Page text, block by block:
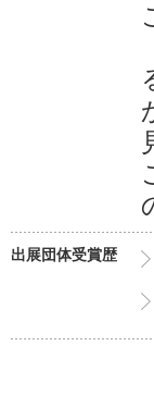
出展団体受賞歴